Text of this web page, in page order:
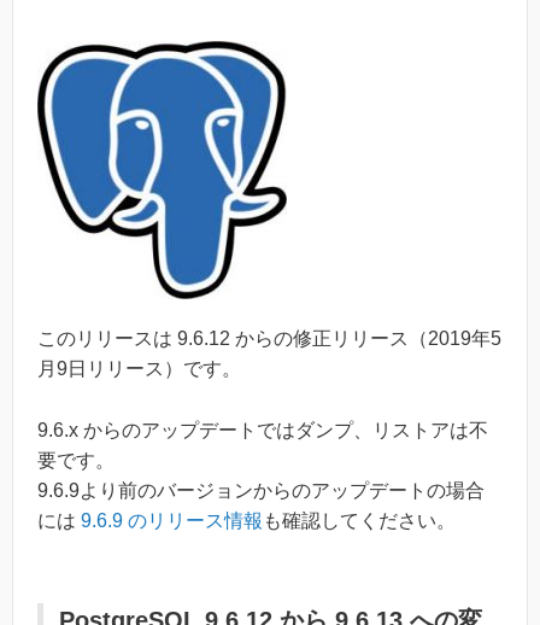
このリリースは 9.6.12 からの修正リリース（2019年5
月9日リリース）です。
9.6.x からのアップデートではダンプ、リストアは不
要です。
9.6.9より前のバージョンからのアップデートの場合
には 9.6.9 のリリース情報 も確認してください。
PostgreSQL 9.6.12 から 9.6.13 への変